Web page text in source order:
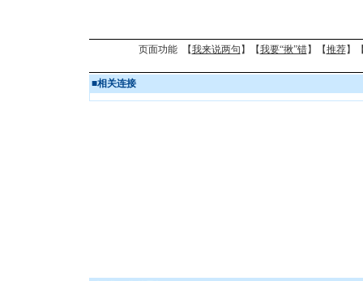
页面功能 【我来说两句 】【我要“揪”错】【推荐】
■相关连接